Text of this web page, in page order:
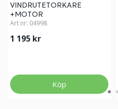
VINDRUTETORKARE
+MOTOR
Art nr: 04998
1 195 kr
Köp